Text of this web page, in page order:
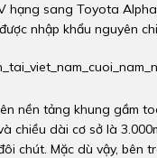
hạng sang Toyota
nhập khẩu nguyên
nền tảng khung gầm
chiều dài cơ sở là
chút. Mặc dù vậy, bên